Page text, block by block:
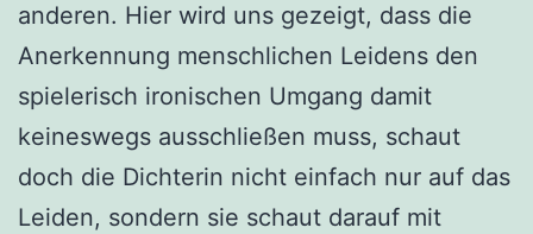
anderen. Hier wird uns gezeigt, dass die
Anerkennung menschlichen Leidens den
spielerisch ironischen Umgang damit
keineswegs ausschließen muss, schaut
doch die Dichterin nicht einfach nur auf das
Leiden, sondern sie schaut darauf mit